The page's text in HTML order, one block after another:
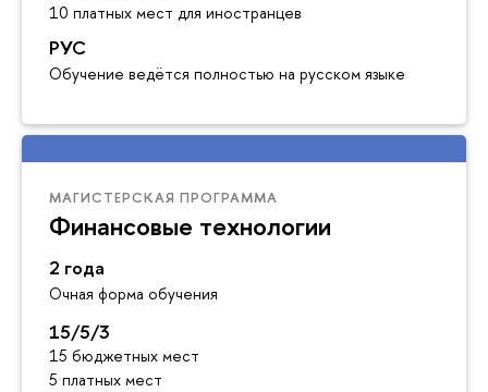
10 платных мест для иностранцев
РУС
Обучение ведётся полностью на русском языке
МАГИСТЕРСКАЯ ПРОГРАММА
Финансовые технологии
2 года
Очная форма обучения
15/5/3
15 бюджетных мест
5 платных мест